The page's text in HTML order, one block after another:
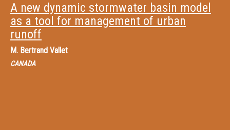
A new dynamic stormwater basin model
as a tool for management of urban
runoff
M. Bertrand Vallet
CANADA